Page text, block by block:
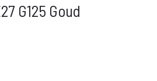
G125 Goud